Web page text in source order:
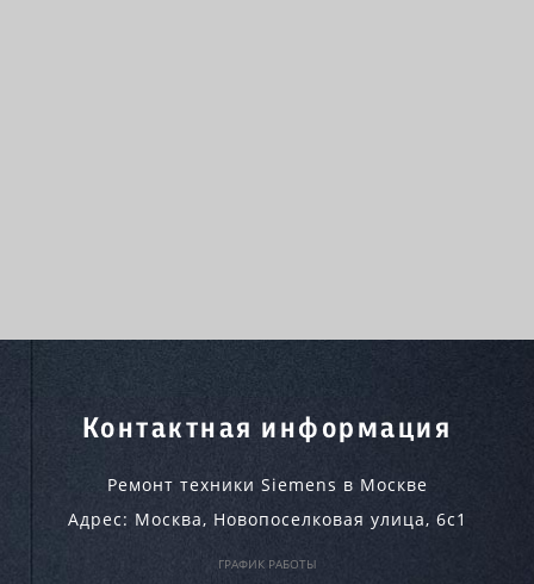
Контактная информация
Ремонт техники Siemens в Москве
Адрес: Москва, Новопоселковая улица, 6с1
ГРАФИК РАБОТЫ